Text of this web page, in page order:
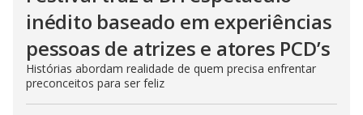
inédito baseado em experiências
pessoas de atrizes e atores PCD’s
Histórias abordam realidade de quem precisa enfrentar
preconceitos para ser feliz